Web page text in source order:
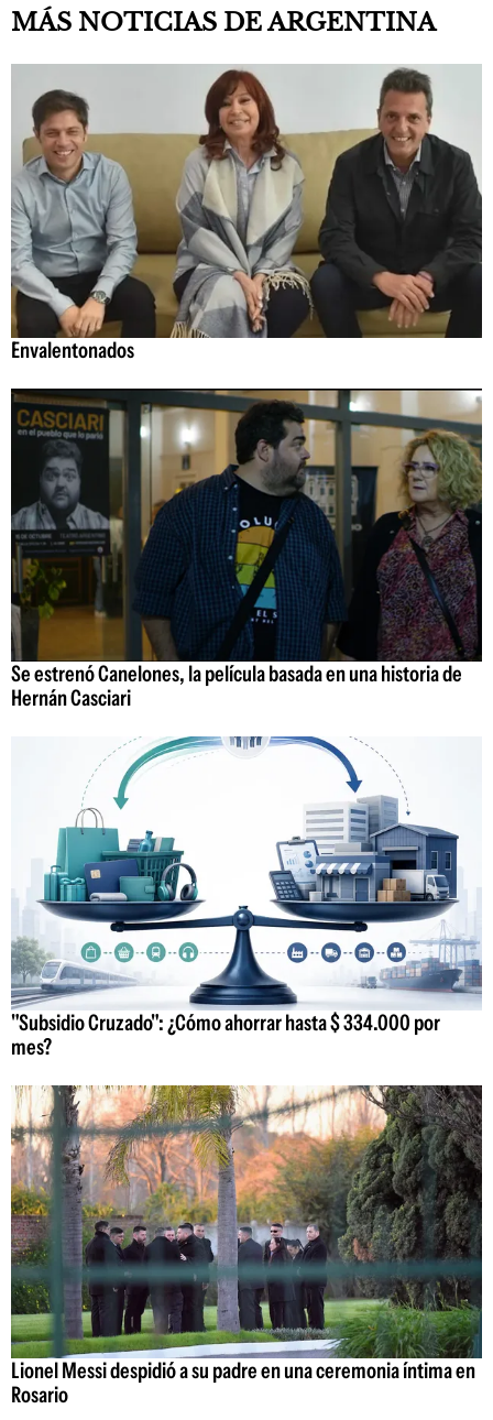
MÁS NOTICIAS DE ARGENTINA
Envalentonados
Se estrenó Canelones, la película basada en una historia de
Hernán Casciari
"Subsidio Cruzado": ¿Cómo ahorrar hasta $ 334.000 por
mes?
Lionel Messi despidió a su padre en una ceremonia íntima en
Rosario